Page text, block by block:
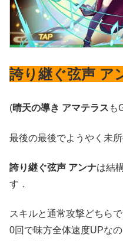
誇り継ぐ弦声 ア
(晴天の導き アマテラス も
最後の最後でようやく未
誇り継ぐ弦声 アンナは結
す．
スキルと通常攻撃どちら
0回で味方全体速度UPな